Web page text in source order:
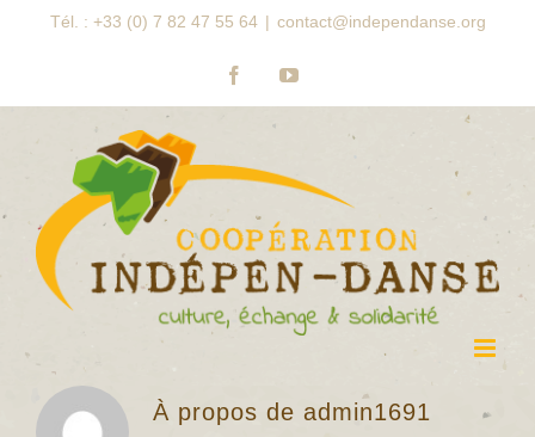
Passer
contenu
Tél. : +33 (0) 7 82 47 55 64 | contact@independanse.org
FacebookYouTube
À propos de admin1691